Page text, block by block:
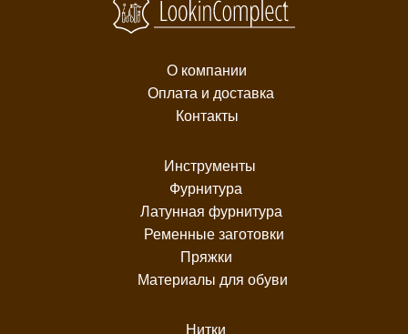
О компании
Оплата и доставка
Контакты
Инструменты
Фурнитура
Латунная фурнитура
Ременные заготовки
Материалы для обуви
Пряжки
Нитки